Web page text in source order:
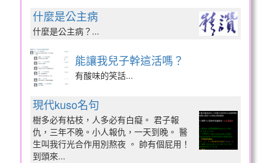
什麼是公主病
什麼是公主病？...
能讓我兒子幹這活嗎？
有酸味的笑話...
現代kuso名句
樹多必有枯枝，人多必有白癡。 君子報
仇，三年不晚。小人報仇，一天到晚。 醫
生叫我行光合作用別熬夜 。 帥有個屁用！
到頭來...